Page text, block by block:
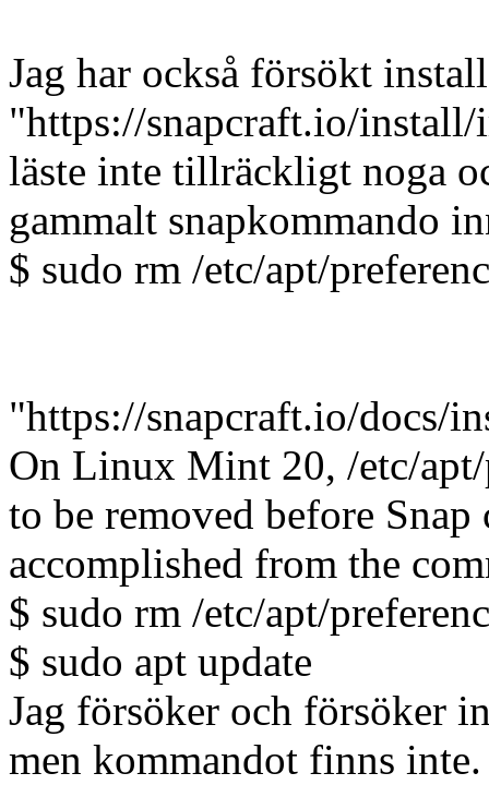
Jag har också försökt
"https://snapcraft.io/
läste inte tillräckligt noga
gammalt snapkommando
$ sudo rm /etc/apt/
"https://snapcraft.io/docs/
On Linux Mint 20, /etc/apt/
to be removed before
accomplished from the
$ sudo rm /etc/apt/
$ sudo apt update
Jag försöker och försöker
men kommandot finns inte.